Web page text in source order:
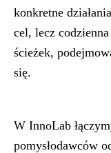
konkretne
cel, lecz
ścieżek,
się.
W InnoLab
pomysłodawców